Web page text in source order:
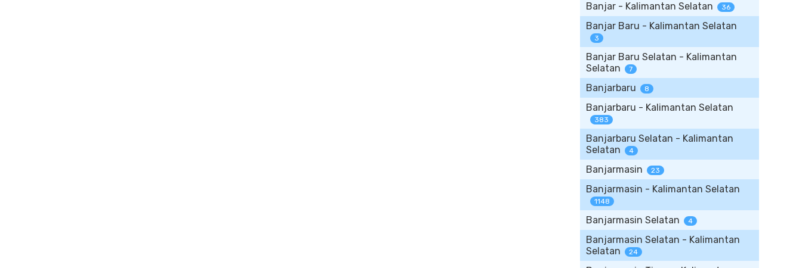
Banjar - Kalimantan Selatan 36
Banjar Baru - Kalimantan Selatan
3
Banjar Baru Selatan - Kalimantan
Selatan
7
Banjarbaru 8
Banjarbaru - Kalimantan Selatan
383
Banjarbaru Selatan - Kalimantan
Selatan
4
Banjarmasin 23
Banjarmasin - Kalimantan Selatan
1148
Banjarmasin Selatan 4
Banjarmasin Selatan - Kalimantan
Selatan
24